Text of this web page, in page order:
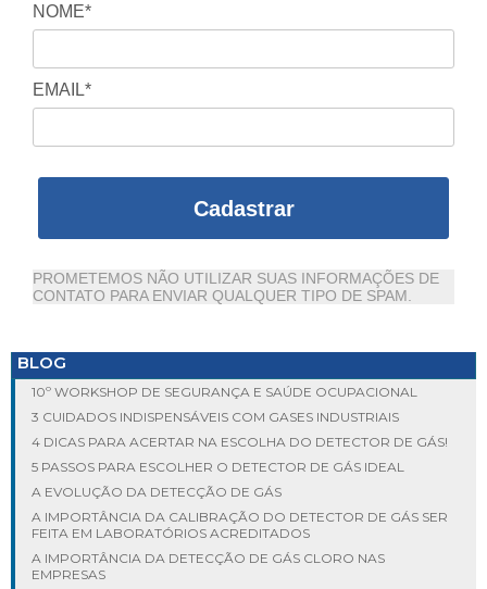
NOME*
EMAIL*
Cadastrar
PROMETEMOS NÃO UTILIZAR SUAS INFORMAÇÕES DE
CONTATO PARA ENVIAR QUALQUER TIPO DE SPAM.
BLOG
10º WORKSHOP DE SEGURANÇA E SAÚDE OCUPACIONAL
3 CUIDADOS INDISPENSÁVEIS COM GASES INDUSTRIAIS
4 DICAS PARA ACERTAR NA ESCOLHA DO DETECTOR DE GÁS!
5 PASSOS PARA ESCOLHER O DETECTOR DE GÁS IDEAL
A EVOLUÇÃO DA DETECÇÃO DE GÁS
A IMPORTÂNCIA DA CALIBRAÇÃO DO DETECTOR DE GÁS SER
FEITA EM LABORATÓRIOS ACREDITADOS
A IMPORTÂNCIA DA DETECÇÃO DE GÁS CLORO NAS
EMPRESAS